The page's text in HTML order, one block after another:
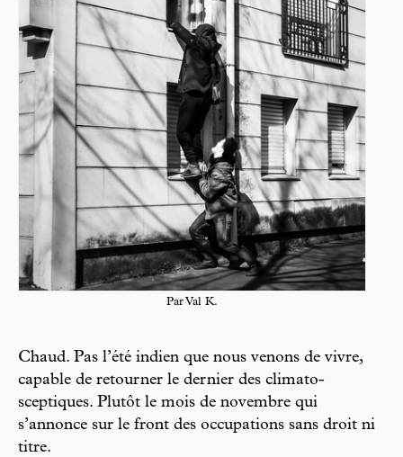
Par Val K.
Chaud. Pas l’été indien que nous venons de vivre,
capable de retourner le dernier des climato-
sceptiques. Plutôt le mois de novembre qui
s’annonce sur le front des occupations sans droit ni
titre.